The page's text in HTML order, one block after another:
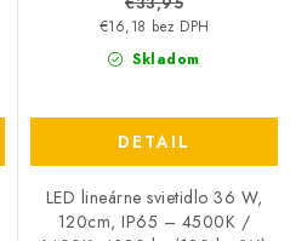
Skladom
€16,18 bez DPH
DETAIL
LED lineárne svietidlo 36 W,
120cm, IP65 – 4500K /